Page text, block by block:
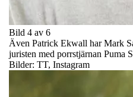
Bild 4 av 6
Även Patrick Ekwall har Mark
juristen med porrstjärnan Puma
Bilder: TT, Instagram